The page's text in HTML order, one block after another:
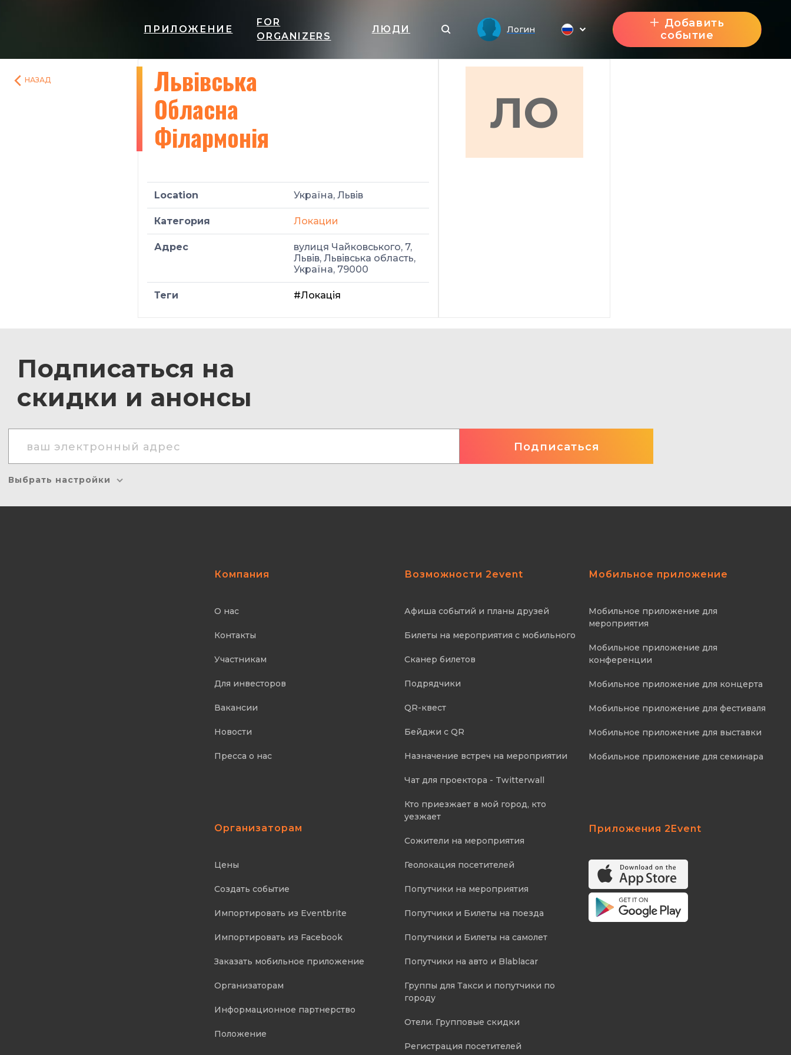
ПРИЛОЖЕНИЕ
FOR
ORGANIZERS
ЛЮДИ Логин
Добавить
событие
НАЗАД
Львівська
Обласна
Філармонія
Location Україна, Львів
Категория Локации
Адрес
вулиця Чайковського, 7,
Львів, Львівська область,
Україна, 79000
Теги #Локація
ЛО
Подписаться на
скидки и анонсы
Выбрать настройки
Компания
О нас
Контакты
Участникам
Для инвесторов
Вакансии
Новости
Пресса о нас
Организаторам
Цены
Создать событие
Импортировать из Eventbrite
Импортировать из Facebook
Заказать мобильное приложение
Организаторам
Информационное партнерство
Положение
Возможности 2event
Афиша событий и планы друзей
Билеты на мероприятия с мобильного
Сканер билетов
Подрядчики
QR-квест
Бейджи с QR
Назначение встреч на мероприятии
Чат для проектора - Twitterwall
Кто приезжает в мой город, кто
уезжает
Сожители на мероприятия
Геолокация посетителей
Попутчики на мероприятия
Попутчики и Билеты на поезда
Попутчики и Билеты на самолет
Попутчики на авто и Blablacar
Группы для Такси и попутчики по
городу
Отели. Групповые скидки
Регистрация посетителей
Мобильное приложение
Мобильное приложение для
мероприятия
Мобильное приложение для
конференции
Мобильное приложение для концерта
Мобильное приложение для фестиваля
Мобильное приложение для выставки
Мобильное приложение для семинара
Приложения 2Event